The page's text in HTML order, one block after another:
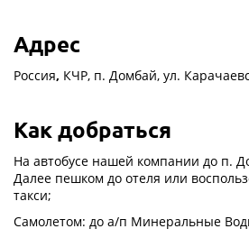
Адрес
Россия, КЧР, п. Домбай, ул.
Как добраться
На автобусе нашей компании до п.
Далее пешком до отеля или
такси;
Самолетом: до а/п Минеральные